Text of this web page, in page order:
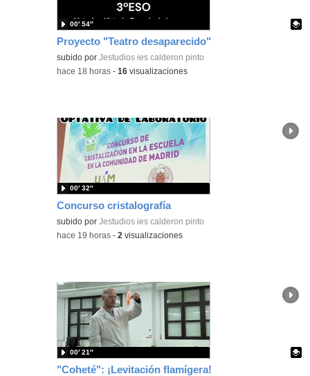
Proyecto "Teatro desaparecido"
Contenido educativo.
subido porJestudios ies calderon pinto
00′ 54″
-hace 18 horas -16 visualizaciones
Concurso cristalografía
subido porJestudios ies calderon pinto
00′ 32″
-hace 19 horas -2 visualizaciones
"Coheté": ¡Levitación flamígera!
00′ 21″